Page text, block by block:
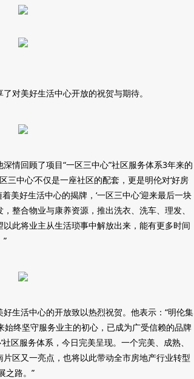
对美好生活中心开放的祝贺与期待。
情回顾了项目“一区三中心”社区服务体系3年来的
三中心’不仅是一座社区的配套，更是明伦对‘好房
美好生活中心的揭牌，‘一区三中心’迎来最后一块
整合物业与康养资源，推出洗衣、洗车、理发、
此将业主从生活琐事中解放出来，能有更多时间
”
生活中心的开放致以热烈祝贺。他表示：“明伦集
终坚守服务业主的初心，已成为广受信赖的品牌
区服务体系，今日完美呈现。一个完美、成熟、
区又一亮点，也将以此带动全市房地产行业转型
之路。”